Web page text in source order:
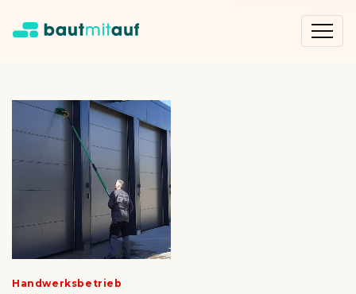
Handwerksbetrieb